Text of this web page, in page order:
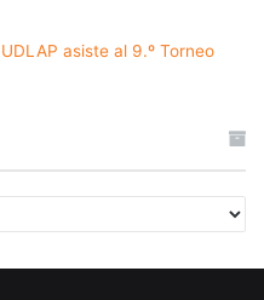
asiste al 9.º Torneo